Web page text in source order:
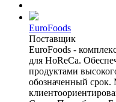
EuroFoods
Поставщик
EuroFoods -
для HoReCa.
продуктами
обозначенный